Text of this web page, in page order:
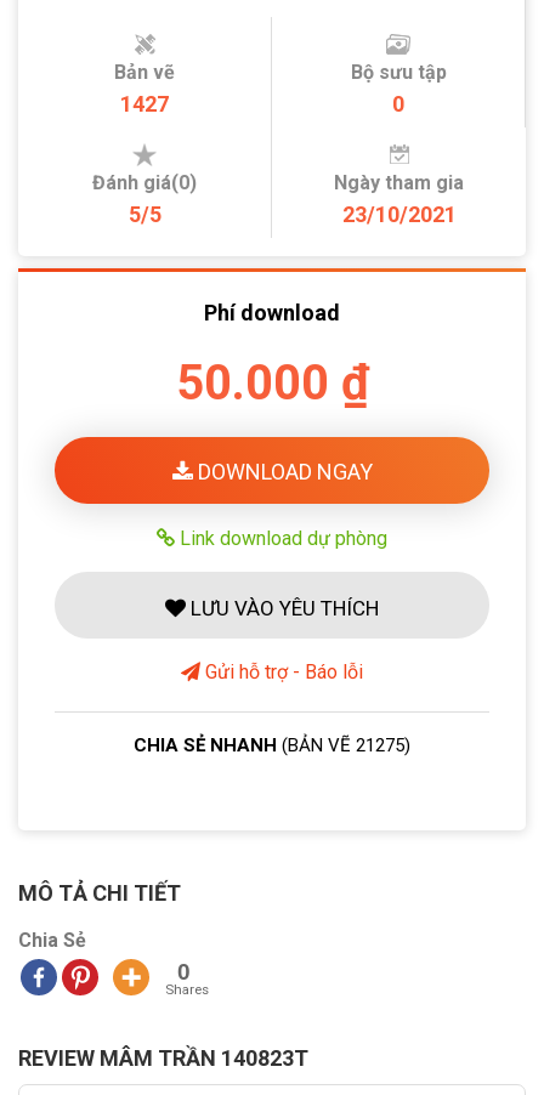
Bản vẽ
1427
Bộ sưu tập
0
Đánh giá(0)
5/5
Ngày tham gia
23/10/2021
Phí download
50.000 ₫
DOWNLOAD NGAY
Link download dự phòng
LƯU VÀO YÊU THÍCH
Gửi hỗ trợ - Báo lỗi
CHIA SẺ NHANH (BẢN VẼ 21275)
MÔ TẢ CHI TIẾT
Chia Sẻ
0
Shares
REVIEW MÂM TRẦN 140823T